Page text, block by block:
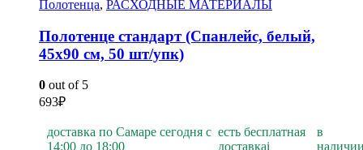
Полотенца, РАСХОДНЫЕ МАТЕРИАЛЫ
Полотенце стандарт (Спанлейс, белый,
45х90 см, 50 шт/упк)
0 out of 5
693₽
доставка по Самаре сегодня с
14:00 до 18:00
есть бесплатная
доставкаi
в